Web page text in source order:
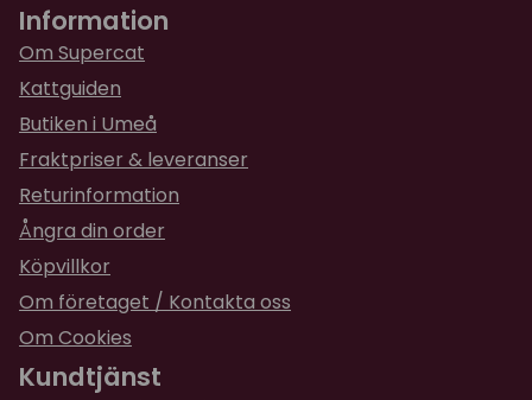
Information
Om Supercat
Kattguiden
Butiken i Umeå
Fraktpriser & leveranser
Returinformation
Ångra din order
Köpvillkor
Om företaget / Kontakta oss
Om Cookies
Kundtjänst